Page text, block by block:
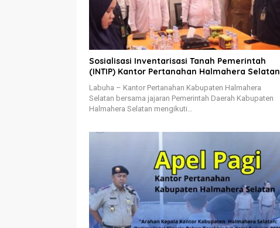
Sosialisasi Inventarisasi Tanah Pemerintah
(INTIP) Kantor Pertanahan Halmahera Selatan
Labuha – Kantor Pertanahan Kabupaten Halmahera
Selatan bersama jajaran Pemerintah Daerah Kabupaten
Halmahera Selatan mengikuti…